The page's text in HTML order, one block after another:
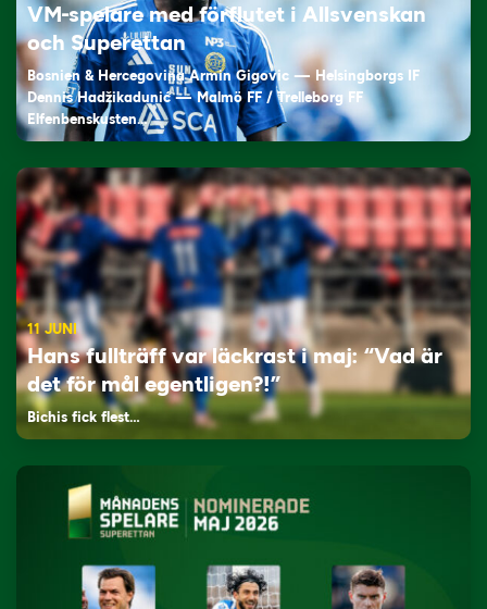
VM-spelare med förflutet i Allsvenskan
och Superettan
Bosnien & Hercegovina Armin Gigovic — Helsingborgs IF
Dennis Hadžikadunić — Malmö FF / Trelleborg FF
Elfenbenskusten…
11 JUNI
Hans fullträff var läckrast i maj: “Vad är
det för mål egentligen?!”
Bichis fick flest…